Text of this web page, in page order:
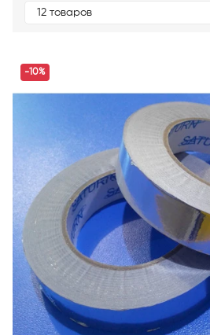
12 товаров
-10%